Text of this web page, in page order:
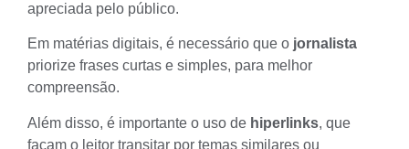
apreciada pelo público.
Em matérias digitais, é necessário que o jornalista
priorize frases curtas e simples, para melhor
compreensão.
Além disso, é importante o uso de hiperlinks, que
façam o leitor transitar por temas similares ou